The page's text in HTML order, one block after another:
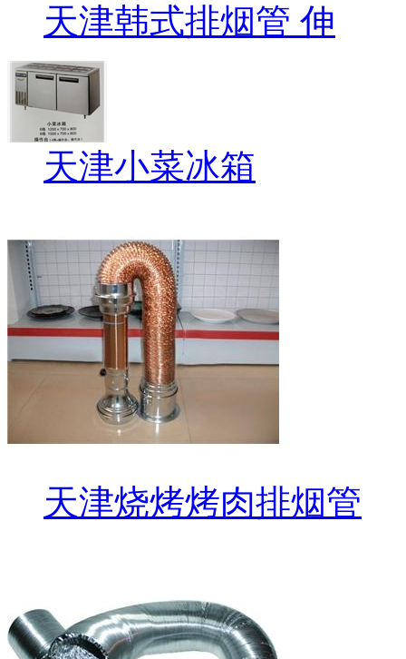
天津韩式排烟管 伸
天津小菜冰箱
天津烧烤烤肉排烟管